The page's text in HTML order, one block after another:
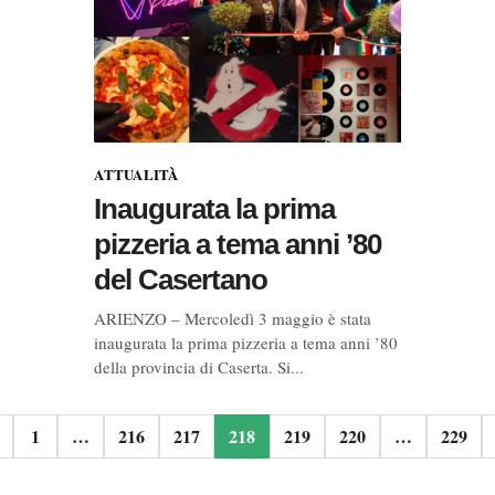
ATTUALITÀ
Inaugurata la prima
pizzeria a tema anni ’80
del Casertano
ARIENZO – Mercoledì 3 maggio è stata
inaugurata la prima pizzeria a tema anni ’80
della provincia di Caserta. Si...
1 … 216 217 218 219 220 … 229